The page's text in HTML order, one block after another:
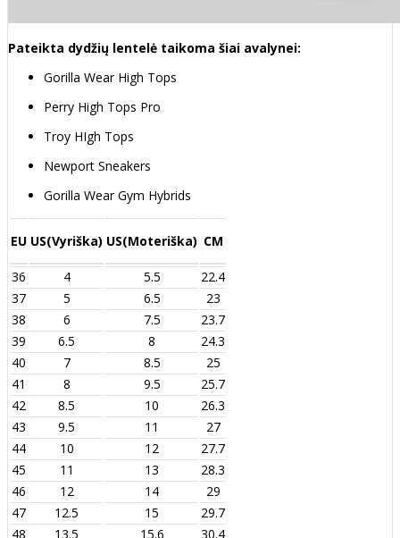
Pateikta dydžių lentelė taikoma šiai avalynei:
Gorilla Wear High Tops
Perry High Tops Pro
Troy HIgh Tops
Newport Sneakers
Gorilla Wear Gym Hybrids
EU US(Vyriška) US(Moteriška) CM
36 4 5.5
22.4
37
5 6.5
23
38
6 7.5
23.7
39
6.5 8
24.3
40
7 8.5
25
41
8 9.5
25.7
42
8.5 10
26.3
43
9.5 11
27
44
10 12
27.7
45
11 13
28.3
46
12 14
29
47
12.5 15
29.7
48
13.5 15.6
30.4